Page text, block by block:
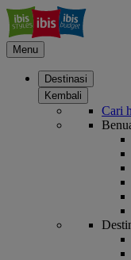
Menu
Destinasi
Kembali
Cari